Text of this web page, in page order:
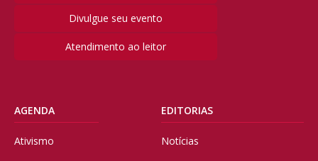
Divulgue seu evento
Atendimento ao leitor
AGENDA
Ativismo
EDITORIAS
Notícias